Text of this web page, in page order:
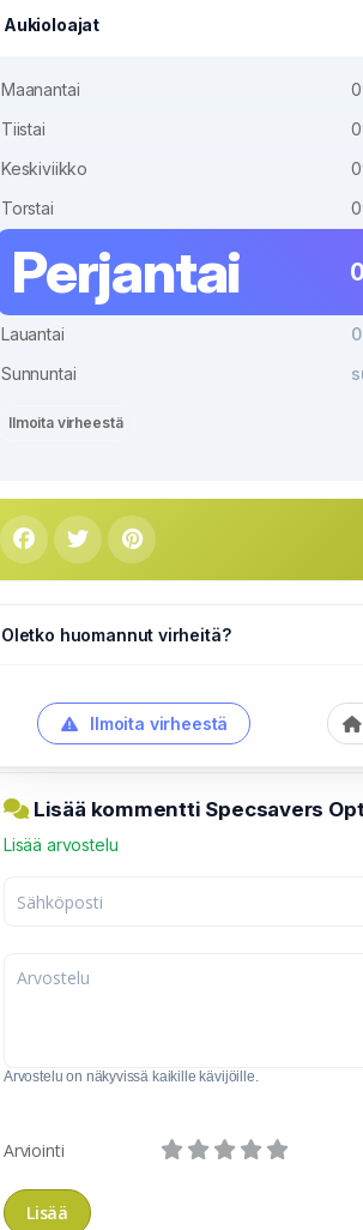
Aukioloajat
Maanantai
Tiistai
Keskiviikko
Torstai
Perjantai
Lauantai
Sunnuntai
Ilmoita virheestä
Oletko huomannut virheitä?
Ilmoita virheestä
Lisää kommentti Specsavers
Lisää arvostelu
Arvostelu on näkyvissä kaikille kävijöille.
Arviointi